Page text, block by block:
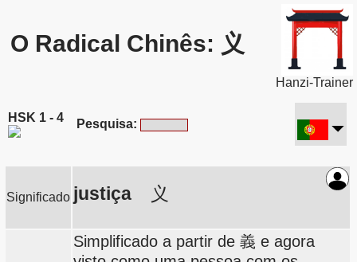
O Radical Chinês: 义
Hanzi-Trainer
HSK 1 - 4 Pesquisa:
Significado justiça 义
Simplificado a partir de 義 e agora